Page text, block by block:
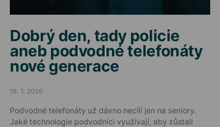
Dobrý den, tady policie
aneb podvodné telefonáty
nové generace
Posted on
16. 1. 2026
Podvodné telefonáty už dávno necílí jen na seniory.
Jaké technologie podvodníci využívají, aby zůstali